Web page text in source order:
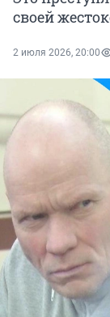
своей
2 июля 2026, 20:00